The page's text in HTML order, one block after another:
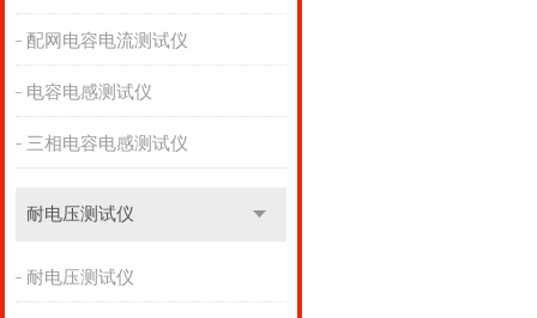
配网电容电流测试仪
电容电感测试仪
三相电容电感测试仪
耐电压测试仪
耐电压测试仪